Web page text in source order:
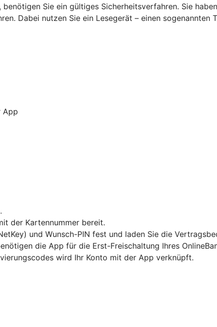
Sie ein gültiges Sicherheitsverfahren. Sie
Dabei nutzen Sie ein Lesegerät – einen sogenannten
App
der Kartennummer bereit.
und Wunsch-PIN fest und laden Sie die
die App für die Erst-Freischaltung Ihres
wird Ihr Konto mit der App verknüpft.